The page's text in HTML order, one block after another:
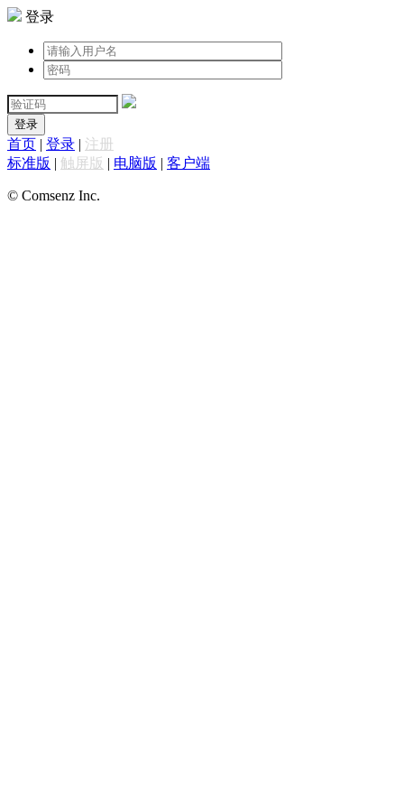
登录
登录
首页 | 登录 | 注册
标准版 | 触屏版 | 电脑版 | 客户端
© Comsenz Inc.